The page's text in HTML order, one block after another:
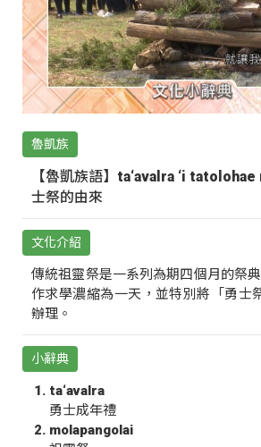
魯凱族
【魯凱族語】ta‘avalra ‘i
士祭的由來
文化介紹
傳統祖靈祭是一系列為期四個月的祭
作求學濃縮為一天，並特別將「勇士
辦理。
小辭典
ta‘avalra
勇士成年禮
molapangolai